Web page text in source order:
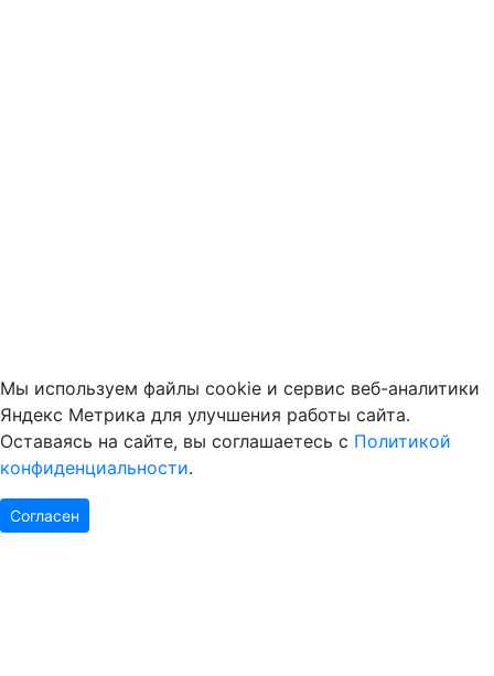
Мы используем файлы cookie и сервис веб-аналитики
Яндекс Метрика для улучшения работы сайта.
Оставаясь на сайте, вы соглашаетесь с Политикой
конфиденциальности.
Согласен